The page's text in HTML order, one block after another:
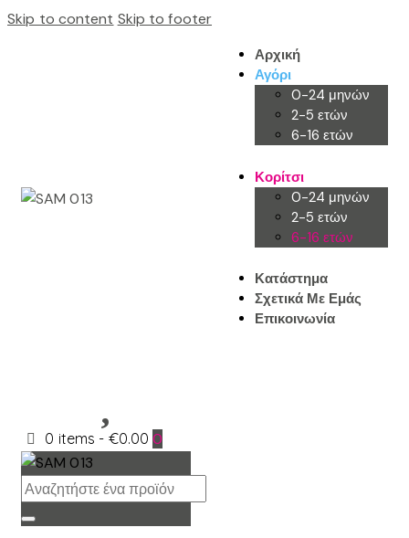
Skip to content Skip to footer
Αρχική
Αγόρι
0-24 μηνών
2-5 ετών
6-16 ετών
Κορίτσι
0-24 μηνών
2-5 ετών
6-16 ετών
Κατάστημα
Σχετικά Με Εμάς
Επικοινωνία
0 items - €0.00 0